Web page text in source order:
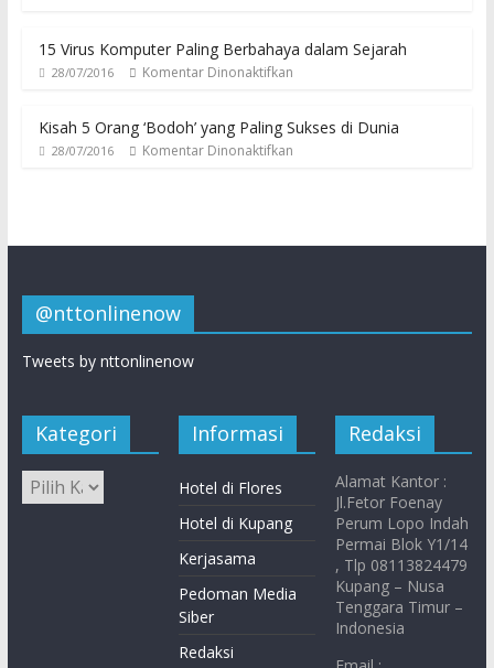
15 Virus Komputer Paling Berbahaya dalam Sejarah
28/07/2016 Komentar Dinonaktifkan
Kisah 5 Orang ‘Bodoh’ yang Paling Sukses di Dunia
28/07/2016 Komentar Dinonaktifkan
@nttonlinenow
Tweets by nttonlinenow
Kategori Informasi
Hotel di Flores
Hotel di Kupang
Kerjasama
Pedoman Media
Siber
Redaksi
Redaksi
Alamat Kantor :
Jl.Fetor Foenay
Perum Lopo Indah
Permai Blok Y1/14
, Tlp 08113824479
Kupang – Nusa
Tenggara Timur –
Indonesia